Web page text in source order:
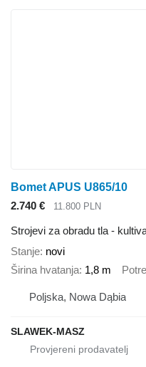
Bomet APUS U865/10
2.740 €
11.800 PLN
Strojevi za obradu tla -
Stanje novi
Širina hvatanja 1,8 m
Poljska, Nowa Dąbia
SLAWEK-MASZ